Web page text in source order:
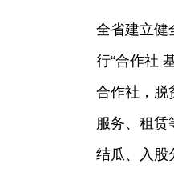
全省建立健
行“合作社
合作社，脱
服务、租赁
结瓜、入股